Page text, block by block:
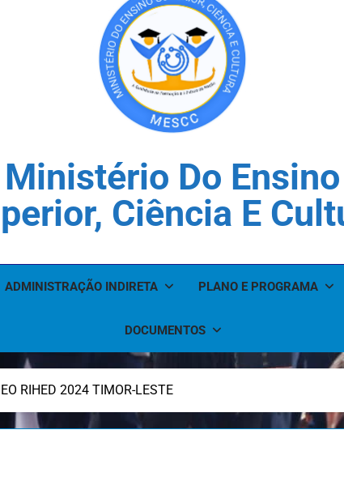
Ministério Do Ensino
Ciência E
ADMINISTRAÇÃO INDIRETA PLANO E PROGRAMA
DOCUMENTOS
RIHED 2024 TIMOR-LESTE